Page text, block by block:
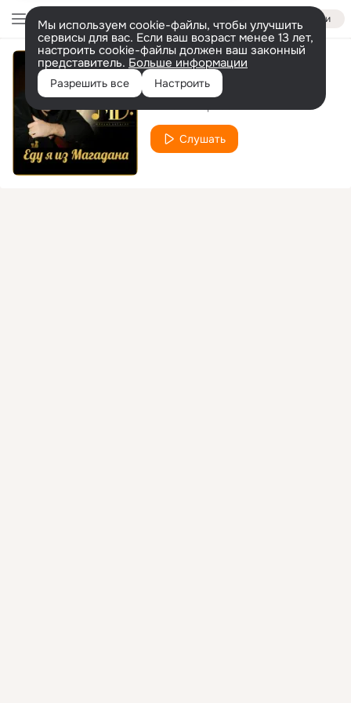
Войти
Мы используем cookie-файлы, чтобы улучшить
сервисы для вас. Если ваш возраст менее 13 лет,
настроить cookie-файлы должен ваш законный
представитель. Больше информации
Разрешить все Настроить
Снежинки
Слушать